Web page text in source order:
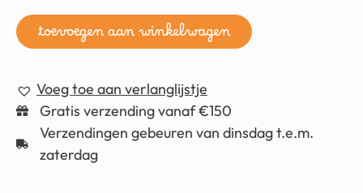
toevoegen aan winkelwagen
Voeg toe aan verlanglijstje
Gratis verzending vanaf €150
Verzendingen gebeuren van dinsdag t.e.m.
zaterdag